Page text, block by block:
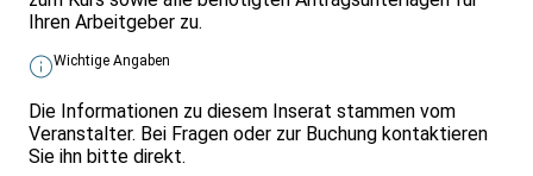
Ihren Arbeitgeber zu.
Wichtige Angaben
Die Informationen zu diesem Inserat stammen vom
Veranstalter. Bei Fragen oder zur Buchung kontaktieren
Sie ihn bitte direkt.